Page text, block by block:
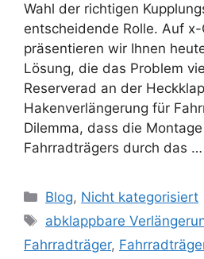
Wahl der richtigen
entscheidende Rolle. Auf x-
präsentieren wir Ihnen
Lösung, die das Problem
Reserverad an der
Hakenverlängerung für
Dilemma, dass die
Fahrradträgers durch das …
Kategorien
Blog, Nicht kategorisiert
Schlagwörter
abklappbare
Fahrradträger,